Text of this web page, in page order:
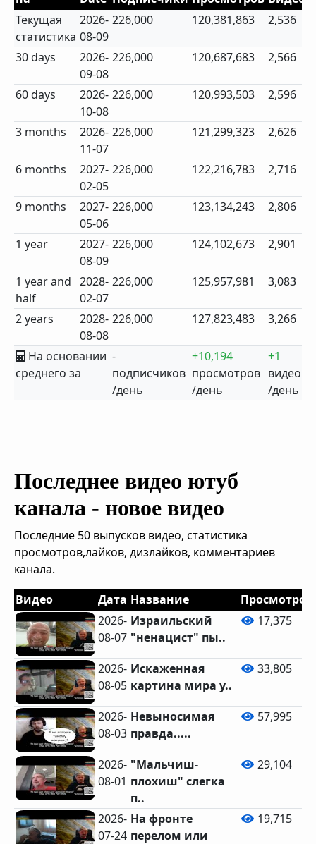
Текущая
статистика
2026-
08-09
226,000 120,381,863 2,536
30 days
2026-
09-08
226,000 120,687,683 2,566
60 days
2026-
10-08
226,000 120,993,503 2,596
3 months
2026-
11-07
226,000 121,299,323 2,626
6 months
2027-
02-05
226,000 122,216,783 2,716
9 months
2027-
05-06
226,000 123,134,243 2,806
1 year
2027-
08-09
226,000 124,102,673 2,901
1 year and
half
2028-
02-07
226,000 125,957,981 3,083
2 years
2028-
08-08
226,000 127,823,483 3,266
На основании
среднего за
-
подписчиков
/день
+10,194
просмотров
/день
+1
видео
/день
Последнее видео ютуб
канала - новое видео
Последние 50 выпусков видео, статистика
просмотров,лайков, дизлайков, комментариев
канала.
Видео
Дата Название
Просмотров
2026-
08-07
Израильский
"ненацист" пы..
17,375
2026-
08-05
Искаженная
картина мира у..
33,805
2026-
08-03
Невыносимая
правда.....
57,995
2026-
08-01
"Мальчиш-
плохиш" слегка
п..
29,104
2026-
07-24
На фронте
перелом или
19,715